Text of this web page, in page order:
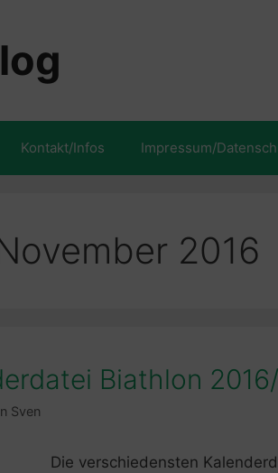
Kontakt/Infos Impressum/
2016
Biathlon
Sven
Die verschiedensten